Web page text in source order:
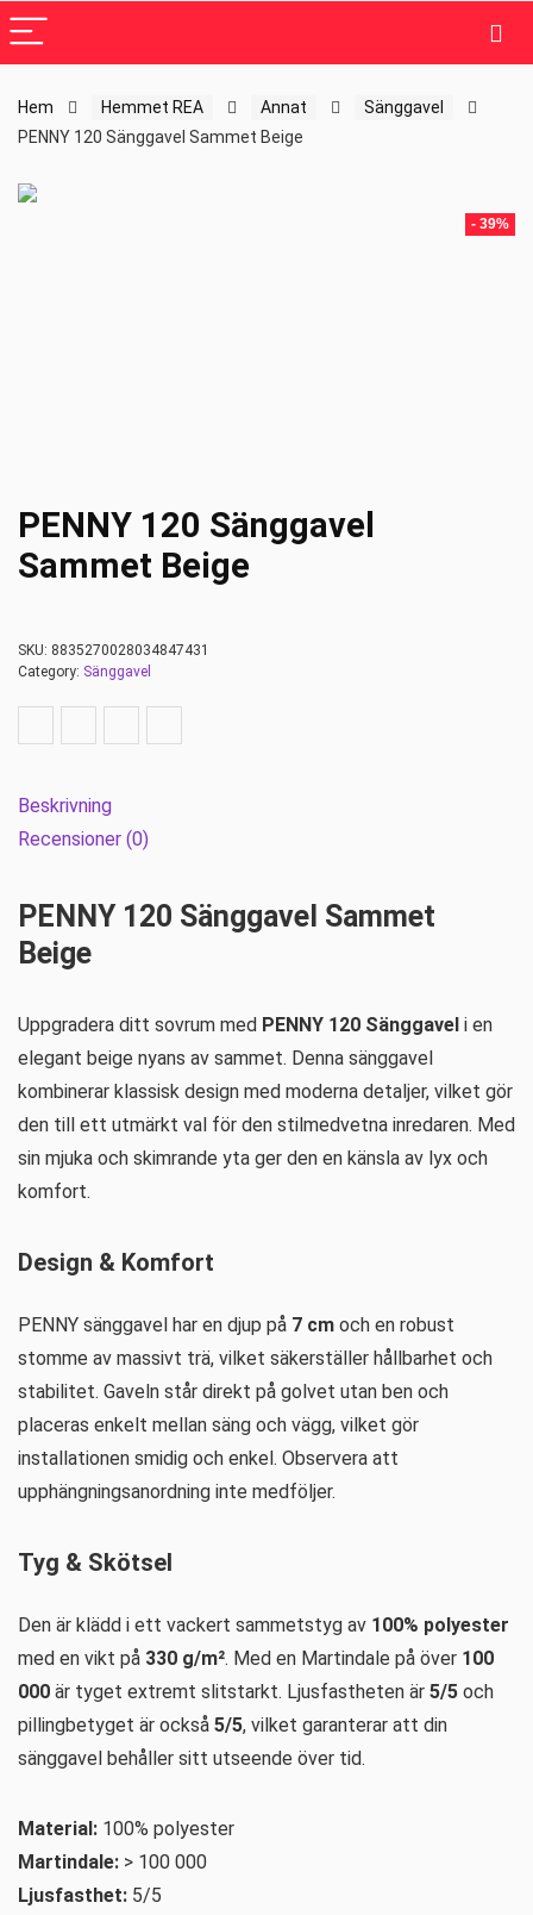
Hem Hemmet REA Annat
Sänggavel
PENNY 120 Sänggavel Sammet Beige
- 39%
PENNY 120 Sänggavel
Sammet Beige
SKU: 8835270028034847431
Category: Sänggavel
Beskrivning
Recensioner (0)
PENNY 120 Sänggavel Sammet
Beige
Uppgradera ditt sovrum med PENNY 120 Sänggavel i en
elegant beige nyans av sammet. Denna sänggavel
kombinerar klassisk design med moderna detaljer, vilket gör
den till ett utmärkt val för den stilmedvetna inredaren. Med
sin mjuka och skimrande yta ger den en känsla av lyx och
komfort.
Design & Komfort
PENNY sänggavel har en djup på 7 cm och en robust
stomme av massivt trä, vilket säkerställer hållbarhet och
stabilitet. Gaveln står direkt på golvet utan ben och
placeras enkelt mellan säng och vägg, vilket gör
installationen smidig och enkel. Observera att
upphängningsanordning inte medföljer.
Tyg & Skötsel
Den är klädd i ett vackert sammetstyg av 100% polyester
med en vikt på 330 g/m². Med en Martindale på över 100
000 är tyget extremt slitstarkt. Ljusfastheten är 5/5 och
pillingbetyget är också 5/5, vilket garanterar att din
sänggavel behåller sitt utseende över tid.
Material: 100% polyester
Martindale: > 100 000
Ljusfasthet: 5/5